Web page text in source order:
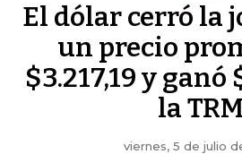
El dólar cerró la
un precio
$3.217,19 y ganó
la TRM
viernes, 5 de julio